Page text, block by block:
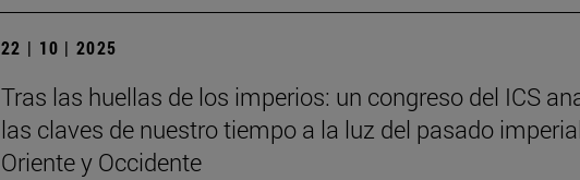
22 | 10 | 2025
Tras las huellas de los imperios: un congreso del ICS
las claves de nuestro tiempo a la luz del pasado
Oriente y Occidente